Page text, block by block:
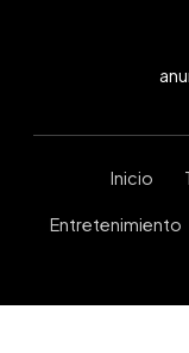
Inicio
Entretenimiento